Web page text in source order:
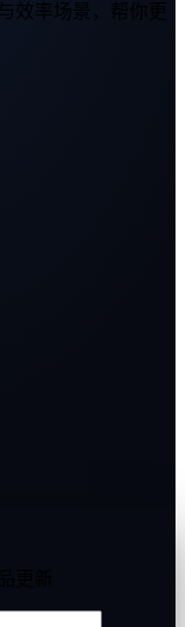
效率场景，帮你更